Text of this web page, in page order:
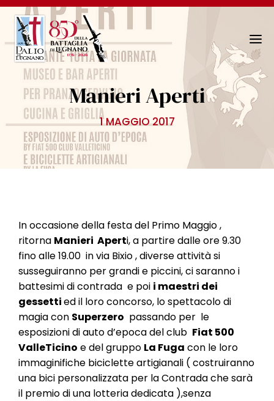
N
v
o
Manieri Aperti
1 MAGGIO 2017
In occasione della festa del Primo Maggio ,
ritorna Manieri Aperti, a partire dalle ore 9.30
fino alle 19.00 in via Bixio , diverse attività si
susseguiranno per grandi e piccini, ci saranno i
battesimi di contrada e poi i maestri dei
gessettied il loro concorso, lo spettacolo di
magia con Superzero passando per le
esposizioni di auto d’epoca del club Fiat 500
ValleTicino e del gruppo La Fuga con le loro
immaginifiche biciclette artigianali ( costruiranno
una bici personalizzata per la Contrada che sarà
il premio di una lotteria dedicata ),senza